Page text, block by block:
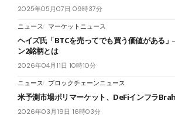
2025年05月07日 09時37分
ニュース マーケットニュース
ヘイズ氏「BTCを売ってでも買う価値がある」
ン2銘柄とは
2026年04月11日 10時10分
ニュース ブロックチェーンニュース
米予測市場ポリマーケット、DeFiインフラ
2026年03月19日 16時03分